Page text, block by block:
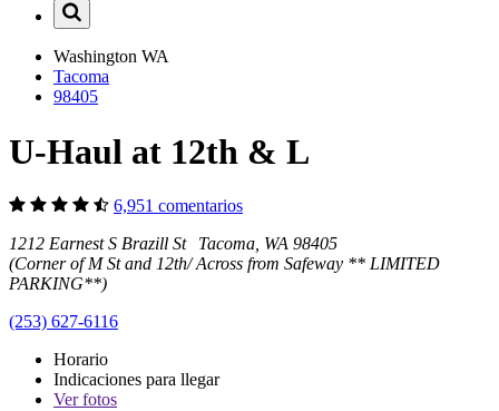
Washington WA
Tacoma
98405
U-Haul at 12th & L
6,951 comentarios
1212 Earnest S Brazill St Tacoma, WA 98405
(Corner of M St and 12th/ Across from Safeway ** LIMITED
PARKING**)
(253) 627-6116
Horario
Indicaciones para llegar
Verfotos